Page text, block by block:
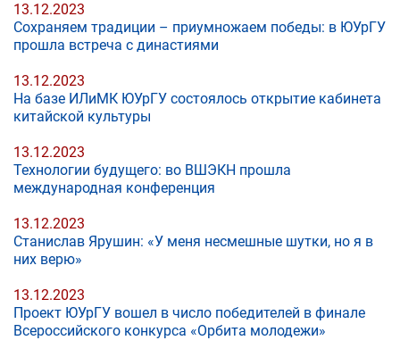
13.12.2023
Сохраняем традиции – приумножаем победы: в ЮУрГУ
прошла встреча с династиями
13.12.2023
На базе ИЛиМК ЮУрГУ состоялось открытие кабинета
китайской культуры
13.12.2023
Технологии будущего: во ВШЭКН прошла
международная конференция
13.12.2023
Станислав Ярушин: «У меня несмешные шутки, но я в
них верю»
13.12.2023
Проект ЮУрГУ вошел в число победителей в финале
Всероссийского конкурса «Орбита молодежи»